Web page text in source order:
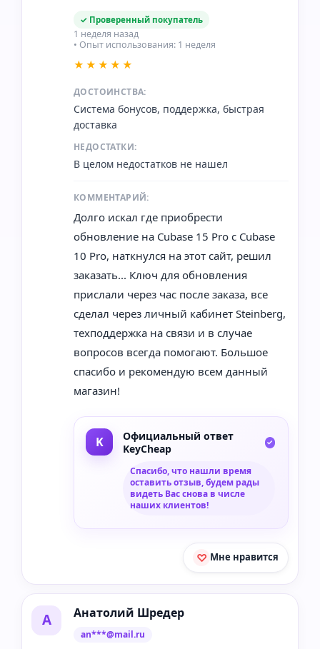
✓ Проверенный покупатель
1 неделя назад
• Опыт использования: 1 неделя
★★★★★
ДОСТОИНСТВА:
Система бонусов, поддержка, быстрая
доставка
НЕДОСТАТКИ:
В целом недостатков не нашел
КОММЕНТАРИЙ:
Долго искал где приобрести
обновление на Cubase 15 Pro с Cubase
10 Pro, наткнулся на этот сайт, решил
заказать... Ключ для обновления
прислали через час после заказа, все
сделал через личный кабинет Steinberg,
техподдержка на связи и в случае
вопросов всегда помогают. Большое
спасибо и рекомендую всем данный
магазин!
Официальный ответ
KeyCheap
Спасибо, что нашли время
оставить отзыв, будем рады
видеть Вас снова в числе
наших клиентов!
Мне нравится
А Анатолий Шредер
an***@mail.ru